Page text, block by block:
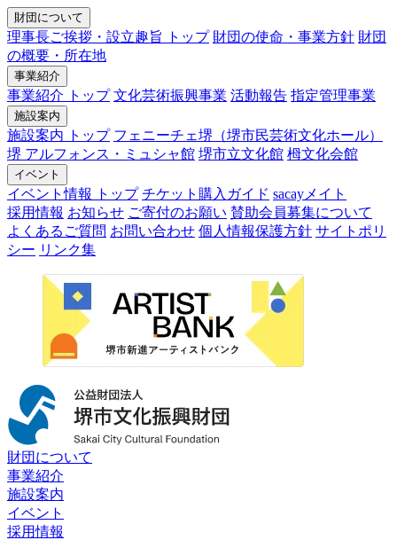
財団について
理事長ご挨拶・設立趣旨 トップ 財団の使命・事業方針 財団
の概要・所在地
事業紹介
事業紹介 トップ 文化芸術振興事業 活動報告 指定管理事業
施設案内
施設案内 トップ フェニーチェ堺（堺市民芸術文化ホール）
堺 アルフォンス・ミュシャ館 堺市立文化館 栂文化会館
イベント
イベント情報 トップ チケット購入ガイド sacayメイト
採用情報 お知らせ ご寄付のお願い 賛助会員募集について
よくあるご質問 お問い合わせ 個人情報保護方針 サイトポリ
シー リンク集
財団について
事業紹介
施設案内
イベント
採用情報